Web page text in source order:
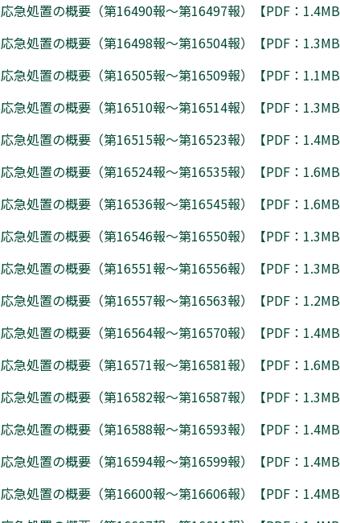
応急処置の概要（第16490報～第16497報）【PDF：1.4MB
応急処置の概要（第16498報～第16504報）【PDF：1.3MB
応急処置の概要（第16505報～第16509報）【PDF：1.1MB
応急処置の概要（第16510報～第16514報）【PDF：1.3MB
応急処置の概要（第16515報～第16523報）【PDF：1.4MB
応急処置の概要（第16524報～第16535報）【PDF：1.6MB
応急処置の概要（第16536報～第16545報）【PDF：1.6MB
応急処置の概要（第16546報～第16550報）【PDF：1.3MB
応急処置の概要（第16551報～第16556報）【PDF：1.3MB
応急処置の概要（第16557報～第16563報）【PDF：1.2MB
応急処置の概要（第16564報～第16570報）【PDF：1.4MB
応急処置の概要（第16571報～第16581報）【PDF：1.6MB
応急処置の概要（第16582報～第16587報）【PDF：1.3MB
応急処置の概要（第16588報～第16593報）【PDF：1.4MB
応急処置の概要（第16594報～第16599報）【PDF：1.4MB
応急処置の概要（第16600報～第16606報）【PDF：1.4MB